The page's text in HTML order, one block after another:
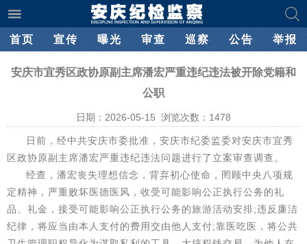
首页 宣传 曝光 审查 巡察 公告 举报
安庆市宜秀区政协原副主席潘宏严重违纪违法被开除党籍和
公职
日期：2026-05-15 浏览次数： 1478
日前，经中共安庆市委批准，安庆市纪委监委对安庆市宜秀
区政协原副主席潘宏严重违纪违法问题进行了立案审查调查。
经查，潘宏丧失理想信念，背弃初心使命，罔顾中央八项规
定精神，严重败坏医德医风，收受可能影响公正执行公务的礼
品、礼金，接受可能影响公正执行公务的旅游活动安排;违反廉洁
纪律，将应当由本人支付的费用交由他人支付;靠医吃医，将公共